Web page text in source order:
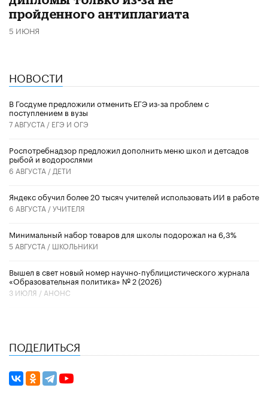
пройденного антиплагиата
5 ИЮНЯ
НОВОСТИ
В Госдуме предложили отменить ЕГЭ из-за проблем с
поступлением в вузы
7 АВГУСТА / ЕГЭ И ОГЭ
Роспотребнадзор предложил дополнить меню школ и детсадов
рыбой и водорослями
6 АВГУСТА / ДЕТИ
​Яндекс обучил более 20 тысяч учителей использовать ИИ в работе
6 АВГУСТА /УЧИТЕЛЯ
Минимальный набор товаров для школы подорожал на 6,3%
5 АВГУСТА / ШКОЛЬНИКИ
Вышел в свет новый номер научно-публицистического журнала
«Образовательная политика» № 2 (2026)
3 ИЮЛЯ / АНОНС
ПОДЕЛИТЬСЯ